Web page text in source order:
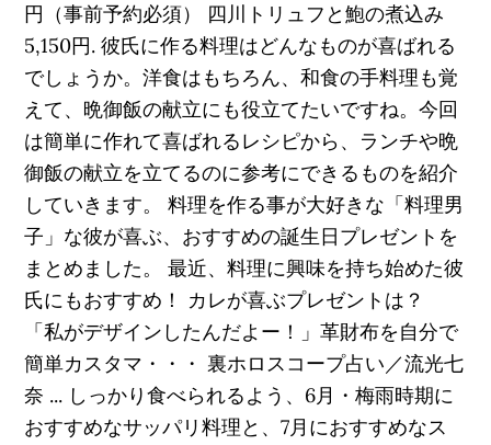
円（事前予約必須） 四川トリュフと鮑の煮込み
5,150円. 彼氏に作る料理はどんなものが喜ばれる
でしょうか。洋食はもちろん、和食の手料理も覚
えて、晩御飯の献立にも役立てたいですね。今回
は簡単に作れて喜ばれるレシピから、ランチや晩
御飯の献立を立てるのに参考にできるものを紹介
していきます。 料理を作る事が大好きな「料理男
子」な彼が喜ぶ、おすすめの誕生日プレゼントを
まとめました。 最近、料理に興味を持ち始めた彼
氏にもおすすめ！ カレが喜ぶプレゼントは？
「私がデザインしたんだよー！」革財布を自分で
簡単カスタマ・・・ 裏ホロスコープ占い／流光七
奈 ... しっかり食べられるよう、6月・梅雨時期に
おすすめなサッパリ料理と、7月におすすめなス